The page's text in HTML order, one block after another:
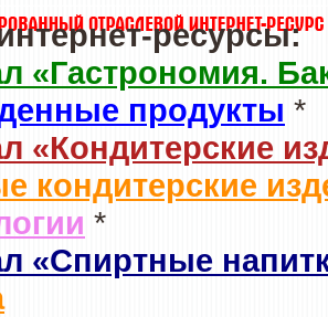
ресурсы:
«Гастрономия.
продукты *
«Кондитерские
кондитерские
*
«Спиртные